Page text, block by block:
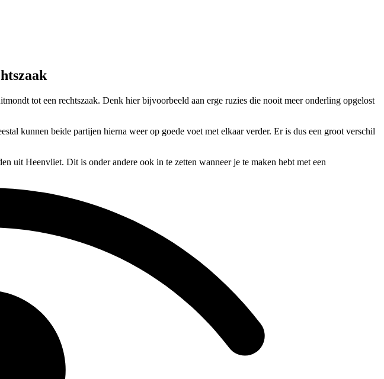
tot een rechtszaak. Denk hier bijvoorbeeld aan erge ruzies die nooit meer onderling opgelost
kunnen beide partijen hierna weer op goede voet met elkaar verder. Er is dus een groot verschil
uit Heenvliet. Dit is onder andere ook in te zetten wanneer je te maken hebt met een